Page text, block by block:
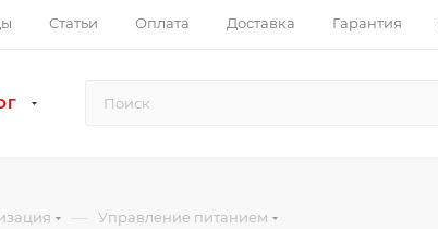
Статьи Оплата Доставка Гарантия
— Управление питанием